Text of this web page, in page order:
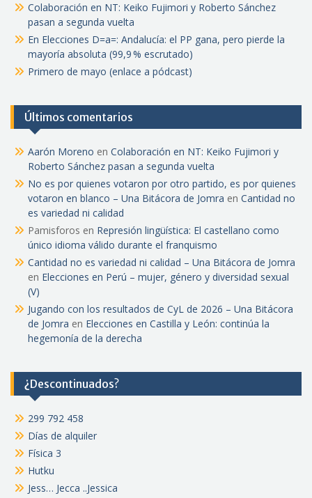
Colaboración en NT: Keiko Fujimori y Roberto Sánchez
pasan a segunda vuelta
En Elecciones D=a=: Andalucía: el PP gana, pero pierde la
mayoría absoluta (99,9 % escrutado)
Primero de mayo (enlace a pódcast)
Últimos comentarios
Aarón Moreno en Colaboración en NT: Keiko Fujimori y
Roberto Sánchez pasan a segunda vuelta
No es por quienes votaron por otro partido, es por quienes
votaron en blanco – Una Bitácora de Jomra en Cantidad no
es variedad ni calidad
Pamisforos en Represión lingüística: El castellano como
único idioma válido durante el franquismo
Cantidad no es variedad ni calidad – Una Bitácora de Jomra
en Elecciones en Perú – mujer, género y diversidad sexual
(V)
Jugando con los resultados de CyL de 2026 – Una Bitácora
de Jomra en Elecciones en Castilla y León: continúa la
hegemonía de la derecha
¿Descontinuados?
299 792 458
Días de alquiler
Física 3
Hutku
Jess… Jecca ..Jessica